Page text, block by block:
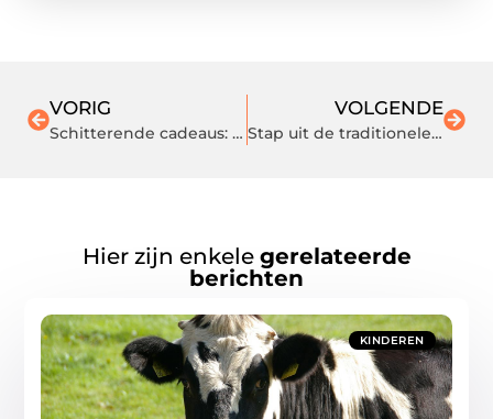
VORIG
Schitterende cadeaus: sieraden voor dames en heren
VOLGENDE
Stap uit de traditionele vastgoedstraten en ontdek de vrijheid van een huis verkopen zonder makelaar
Hier zijn enkele gerelateerde
berichten
KINDEREN